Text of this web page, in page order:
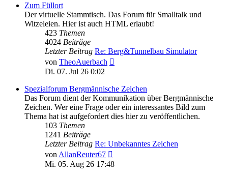
Zum Füllort
Der virtuelle Stammtisch. Das Forum für Smalltalk und
Witzeleien. Hier ist auch HTML erlaubt!
423 Themen
4024 Beiträge
Letzter Beitrag Re: Berg&Tunnelbau Simulator
von TheoAuerbach
Di. 07. Jul 26 0:02
Spezialforum Bergmännische Zeichen
Das Forum dient der Kommunikation über Bergmännische
Zeichen. Wer eine Frage oder ein interessantes Bild zum
Thema hat ist aufgefordert dies hier zu veröffentlichen.
103 Themen
1241 Beiträge
Letzter Beitrag Re: Unbekanntes Zeichen
von AllanReuter67
Beitrag
Mi. 05. Aug 26 17:48